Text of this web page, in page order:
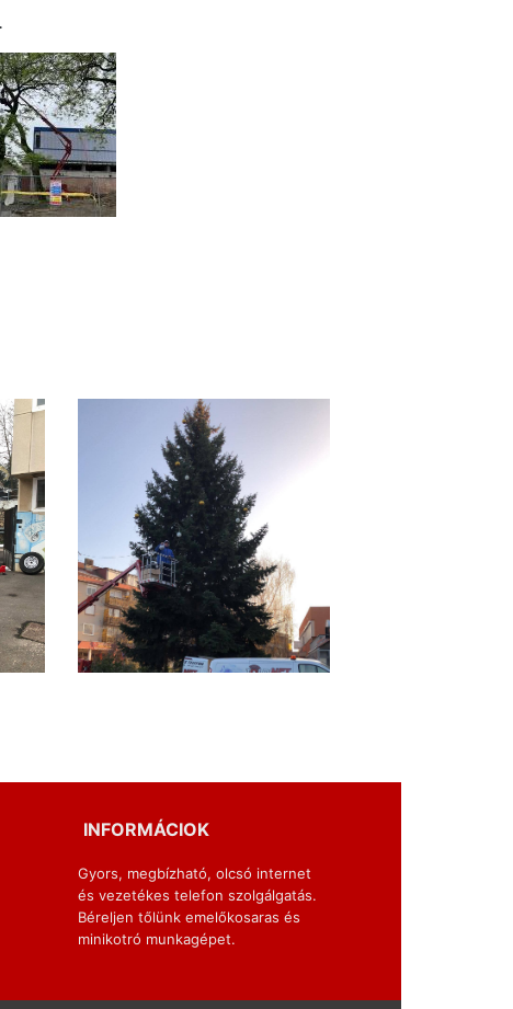
INFORMÁCIOK
Gyors, megbízható, olcsó internet
és vezetékes telefon szolgálgatás.
Béreljen tőlünk emelőkosaras és
minikotró munkagépet.